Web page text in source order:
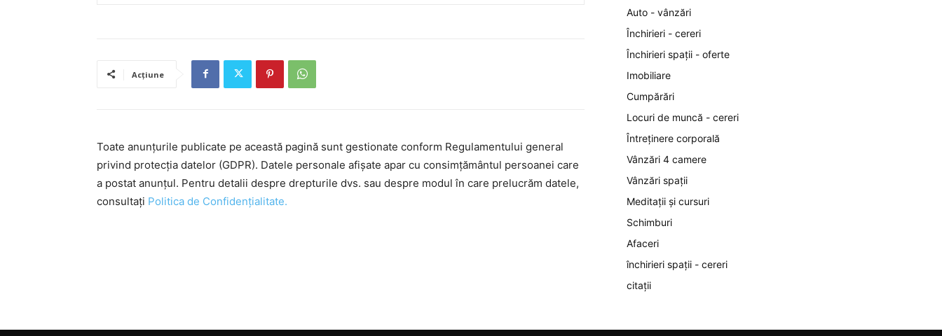
Acțiune
Toate anunțurile publicate pe această pagină sunt gestionate conform Regulamentului general
privind protecția datelor (GDPR). Datele personale afișate apar cu consimțământul persoanei care
a postat anunțul. Pentru detalii despre drepturile dvs. sau despre modul în care prelucrăm datele,
consultați Politica de Confidențialitate.
Auto - vânzări
Închirieri - cereri
Închirieri spații - oferte
Imobiliare
Cumpărări
Locuri de muncă - cereri
Întreținere corporală
Vânzări 4 camere
Vânzări spații
Meditații și cursuri
Schimburi
Afaceri
închirieri spații - cereri
citații